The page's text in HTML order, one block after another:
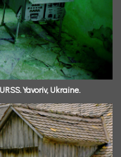
Yavoriv, Ukraine.